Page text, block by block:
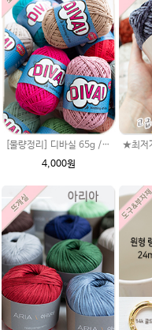
[물량정리] 디바실 65g /DIVA 디바뜨개실/나뭇잎가방뜨개실/모자실/펠프실/여름실/가방실/뜨개실/펠프사 비슷
4,000원